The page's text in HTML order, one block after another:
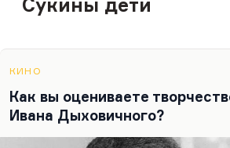
Сукины дети
КИНО
Как вы оцениваете
Ивана Дыховичного?